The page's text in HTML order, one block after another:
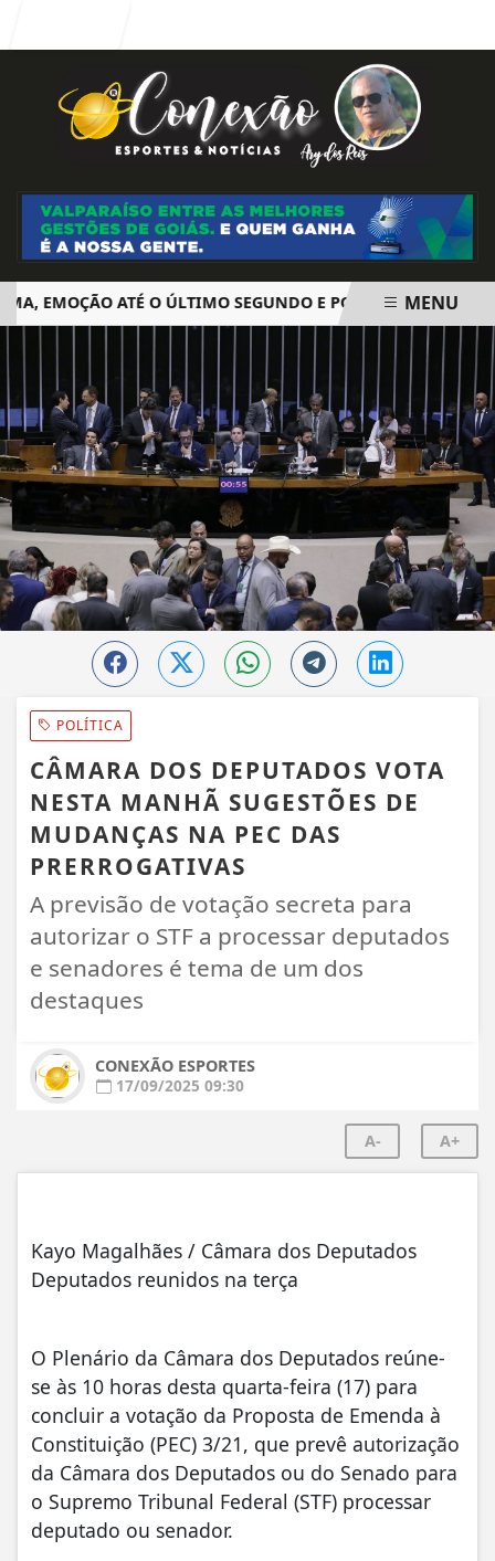
ATÉ O ÚLTIMO SEGUNDO E POLÊMICA. BIGMENU
POLÍTICA
CÂMARA DOS DEPUTADOS VOTA
NESTA MANHÃ SUGESTÕES DE
MUDANÇAS NA PEC DAS
PRERROGATIVAS
A previsão de votação secreta para
autorizar o STF a processar deputados
e senadores é tema de um dos
destaques
CONEXÃO ESPORTES
17/09/2025 09:30
A- A+
Kayo Magalhães / Câmara dos Deputados
Deputados reunidos na terça
O Plenário da Câmara dos Deputados reúne-
se às 10 horas desta quarta-feira (17) para
concluir a votação da Proposta de Emenda à
Constituição (PEC) 3/21, que prevê autorização
da Câmara dos Deputados ou do Senado para
o Supremo Tribunal Federal (STF) processar
deputado ou senador.